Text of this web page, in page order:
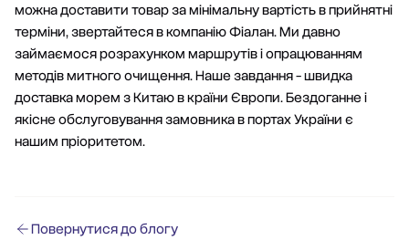
можна доставити товар за мінімальну вартість в прийнятні
терміни, звертайтеся в компанію Фіалан. Ми давно
займаємося розрахунком маршрутів і опрацюванням
методів митного очищення. Наше завдання - швидка
доставка морем з Китаю в країни Європи. Бездоганне і
якісне обслуговування замовника в портах України є
нашим пріоритетом.
Повернутися до блогу